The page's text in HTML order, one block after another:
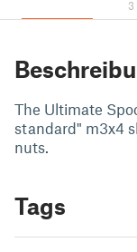
3
The Ultimate
standard" m3x4
nuts.
Tags